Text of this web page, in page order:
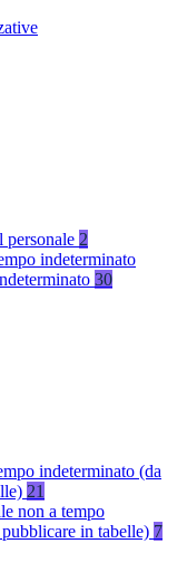
personale 2
indeterminato
30
indeterminato (da
21
non a tempo
in tabelle) 7